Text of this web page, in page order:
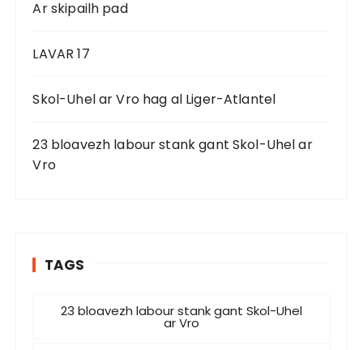
Ar skipailh pad
LAVAR 17
Skol-Uhel ar Vro hag al Liger-Atlantel
23 bloavezh labour stank gant Skol-Uhel ar
Vro
TAGS
23 bloavezh labour stank gant Skol-Uhel
ar Vro